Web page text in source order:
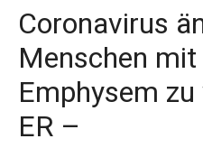
Coronavirus
Menschen
Emphysem
ER –